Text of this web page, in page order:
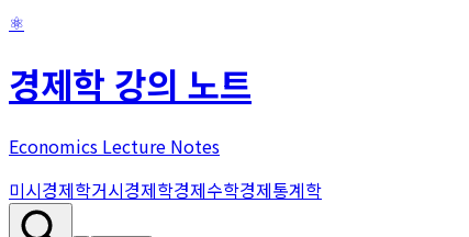
⚛
경제학 강의 노트
Economics Lecture Notes
미시경제학거시경제학경제수학경제통계학